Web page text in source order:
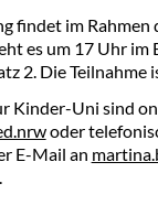
findet im Rahmen
es um 17 Uhr im
2. Die Teilnahme
Kinder-Uni sind
oder
E-Mail an